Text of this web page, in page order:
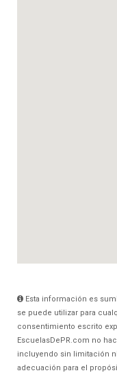
Esta información es
se puede utilizar para
consentimiento escrito
EscuelasDePR.com no
incluyendo sin limitación
adecuación para el